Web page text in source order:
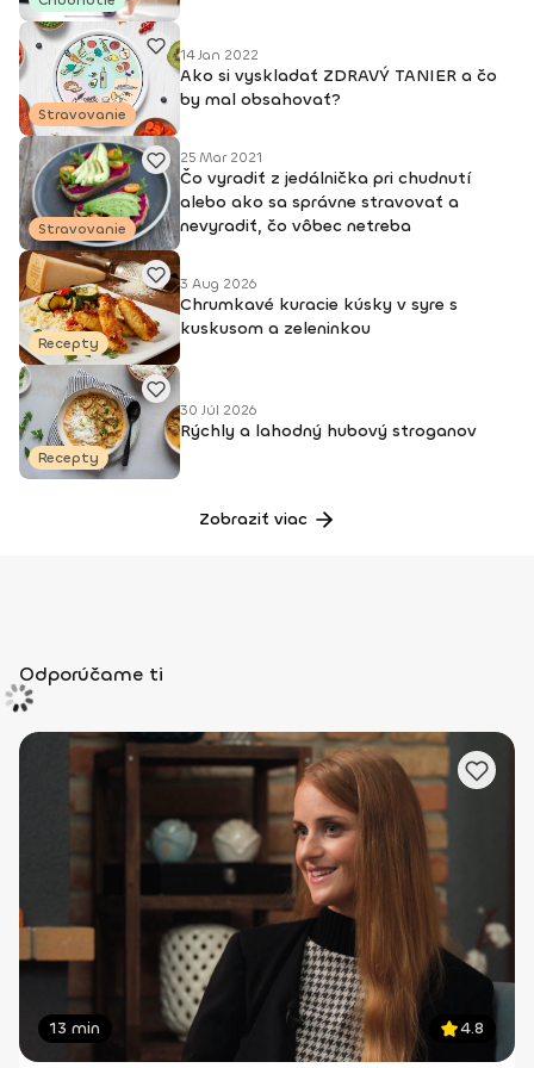
@nutriceudvoupratel_podcast, určite si nás pusti!
Stravovanie
14 Jan 2022
Ako si vyskladať ZDRAVÝ TANIER a čo
by mal obsahovať?
Stravovanie
25 Mar 2021
Čo vyradiť z jedálnička pri chudnutí
alebo ako sa správne stravovať a
nevyradiť, čo vôbec netreba
Recepty
3 Aug 2026
Chrumkavé kuracie kúsky v syre s
kuskusom a zeleninkou
Recepty
30 Júl 2026
Rýchly a lahodný hubový stroganov
Zobraziť viac
Odporúčame ti
13 min 4.8